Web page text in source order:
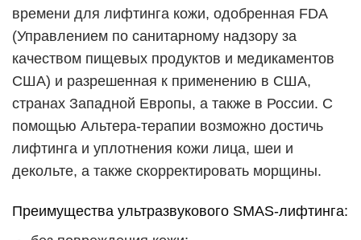
времени для лифтинга кожи, одобренная FDA
(Управлением по санитарному надзору за
качеством пищевых продуктов и медикаментов
США) и разрешенная к применению в США,
странах Западной Европы, а также в России. С
помощью Альтера-терапии возможно достичь
лифтинга и уплотнения кожи лица, шеи и
декольте, а также скорректировать морщины.
Преимущества ультразвукового SMAS-лифтинга: